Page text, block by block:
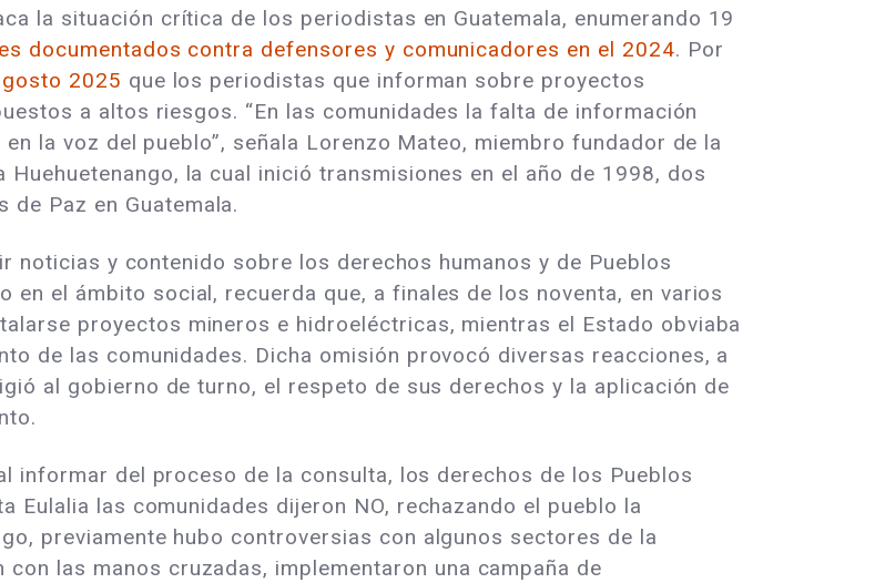
la situación crítica de los periodistas en Guatemala, enumerando 19
documentados contra defensores y comunicadores en el 2024. Por
2025 que los periodistas que informan sobre proyectos
a altos riesgos. “En las comunidades la falta de información
la voz del pueblo”, señala Lorenzo Mateo, miembro fundador de la
la cual inició transmisiones en el año de 1998, dos
Paz en Guatemala.
noticias y contenido sobre los derechos humanos y de Pueblos
en el ámbito social, recuerda que, a finales de los noventa, en varios
proyectos mineros e hidroeléctricas, mientras el Estado obviaba
de las comunidades. Dicha omisión provocó diversas reacciones, a
al gobierno de turno, el respeto de sus derechos y la aplicación de
informar del proceso de la consulta, los derechos de los Pueblos
Eulalia las comunidades dijeron NO, rechazando el pueblo la
previamente hubo controversias con algunos sectores de la
las manos cruzadas, implementaron una campaña de